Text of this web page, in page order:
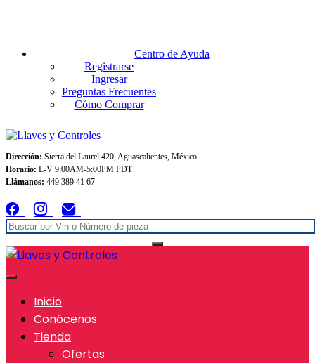
Centro de Ayuda
Registrarse
Ingresar
Preguntas Frecuentes
Cómo Comprar
Dirección: Sierra del Laurel 420, Aguascalientes, México
Horario: L-V 9:00AM-5:00PM PDT
Llámanos: 449 389 41 67
Inicio
Conócenos
Tienda
Ofertas